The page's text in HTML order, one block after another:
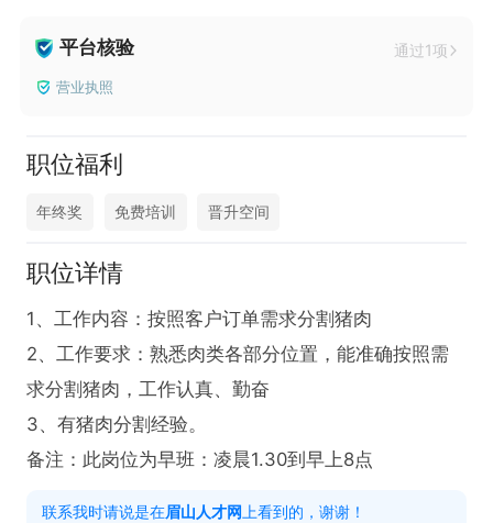
平台核验 通过1项
营业执照
职位福利
年终奖 免费培训 晋升空间
职位详情
1、工作内容：按照客户订单需求分割猪肉
2、工作要求：熟悉肉类各部分位置，能准确按照需
求分割猪肉，工作认真、勤奋
3、有猪肉分割经验。
备注：此岗位为早班：凌晨1.30到早上8点
联系我时请说是在眉山人才网 上看到的，谢谢！